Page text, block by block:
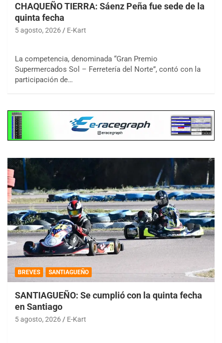
CHAQUEÑO TIERRA: Sáenz Peña fue sede de la
quinta fecha
5 agosto, 2026 E-Kart
La competencia, denominada “Gran Premio
Supermercados Sol – Ferretería del Norte”, contó con la
participación de…
BREVES SANTIAGUEÑO
SANTIAGUEÑO: Se cumplió con la quinta fecha
en Santiago
5 agosto, 2026 E-Kart